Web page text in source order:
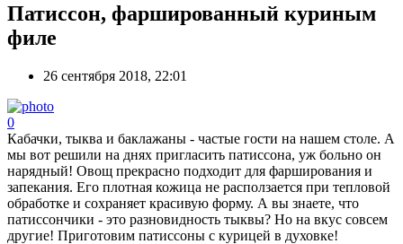
Патиссон, фаршированный куриным
филе
26 сентября 2018, 22:01
0
Кабачки, тыква и баклажаны - частые гости на нашем столе. А
мы вот решили на днях пригласить патиссона, уж больно он
нарядный! Овощ прекрасно подходит для фарширования и
запекания. Его плотная кожица не расползается при тепловой
обработке и сохраняет красивую форму. А вы знаете, что
патиссончики - это разновидность тыквы? Но на вкус совсем
другие! Приготовим патиссоны с курицей в духовке!